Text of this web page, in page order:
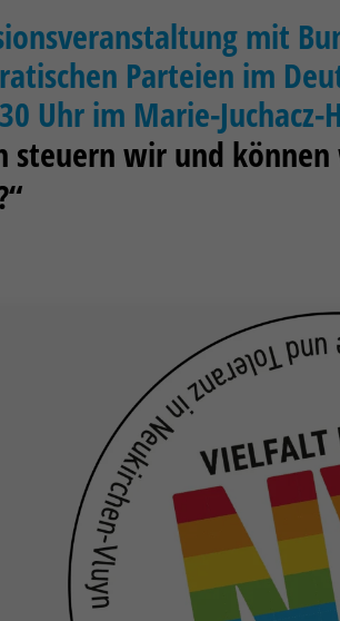
mit
Parteien im
Uhr im Marie-Juchacz-
steuern wir und